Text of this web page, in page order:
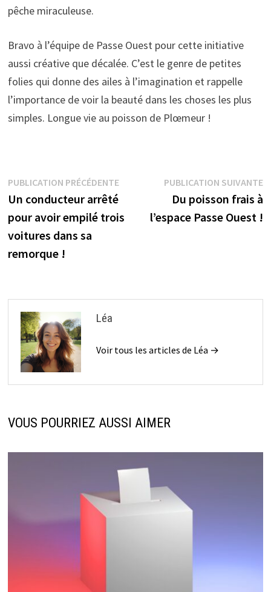
pêche miraculeuse.
Bravo à l’équipe de Passe Ouest pour cette initiative
aussi créative que décalée. C’est le genre de petites
folies qui donne des ailes à l’imagination et rappelle
l’importance de voir la beauté dans les choses les plus
simples. Longue vie au poisson de Plœmeur !
Navigation
de
l’article
PUBLICATION PRÉCÉDENTEPublication
précédente :
Un conducteur arrêté
pour avoir empilé trois
voitures dans sa
remorque !
PUBLICATION SUIVANTE
Du poisson frais à
l’espace Passe Ouest !
Léa
Voir tous les articles de Léa →
VOUS POURRIEZ AUSSI AIMER